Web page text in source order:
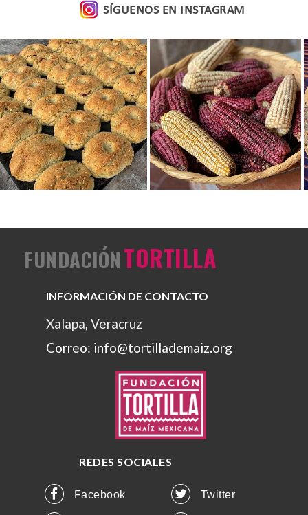
SÍGUENOS EN INSTAGRAM
Ver foto Ver foto
FUNDACIÓNTORTILLA
INFORMACIÓN DE CONTACTO
Xalapa, Veracruz
Correo: info@tortillademaiz.org
REDES SOCIALES
Facebook Twitter